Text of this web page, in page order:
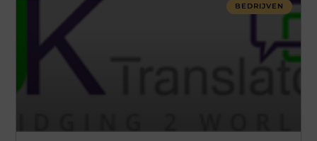
BEDRIJVEN